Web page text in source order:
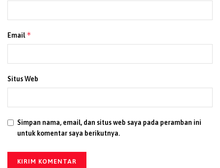
Email*
Situs Web
Simpan nama, email, dan situs web saya pada peramban ini
untuk komentar saya berikutnya.